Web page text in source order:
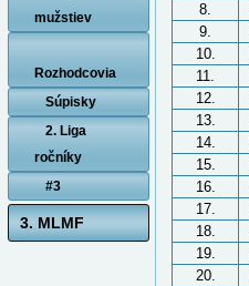
mužstiev
Rozhodcovia
Súpisky
2. Liga
ročníky
#3
3. MLMF
8.
9.
10.
11.
12.
13.
14.
15.
16.
17.
18.
19.
20.